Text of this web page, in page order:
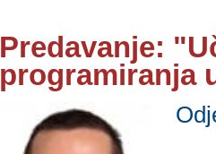
Predavanje:
programiranja